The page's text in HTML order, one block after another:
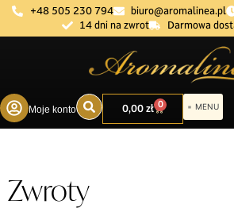
+48 505 230 794 biuro@aromalinea.pl
14 dni na zwrot
Darmowa
Moje konto 0,00zł 0
Zwroty